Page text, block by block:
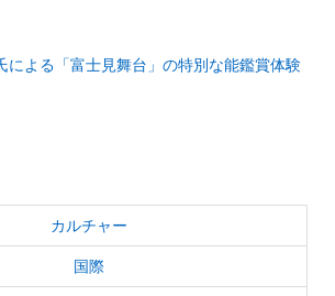
による「富士見舞台」の特別な能鑑賞体験
カルチャー
国際